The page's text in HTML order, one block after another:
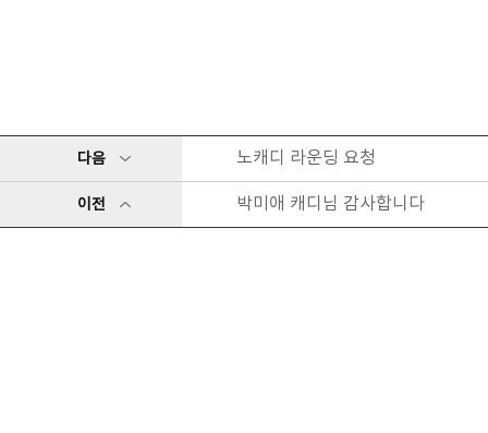
다음 노캐디 라운딩 요청
이전 박미애 캐디님 감사합니다